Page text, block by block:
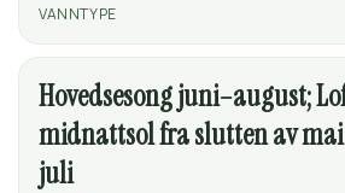
VANNTYPE
Hovedsesong juni–august;
midnattsol fra slutten av
juli